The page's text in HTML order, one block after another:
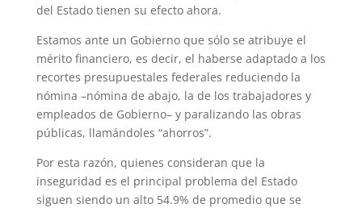
del Estado tienen su efecto ahora.
Estamos ante un Gobierno que sólo se atribuye el
mérito financiero, es decir, el haberse adaptado a los
recortes presupuestales federales reduciendo la
nómina –nómina de abajo, la de los trabajadores y
empleados de Gobierno– y paralizando las obras
públicas, llamándoles “ahorros”.
Por esta razón, quienes consideran que la
inseguridad es el principal problema del Estado
siguen siendo un alto 54.9% de promedio que se